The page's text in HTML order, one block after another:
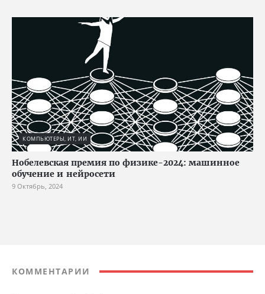
КОМПЬЮТЕРЫ, ИТ, ИИ
Нобелевская премия по физике-2024: машинное
обучение и нейросети
9 Октябрь, 2024
КОММЕНТАРИИ